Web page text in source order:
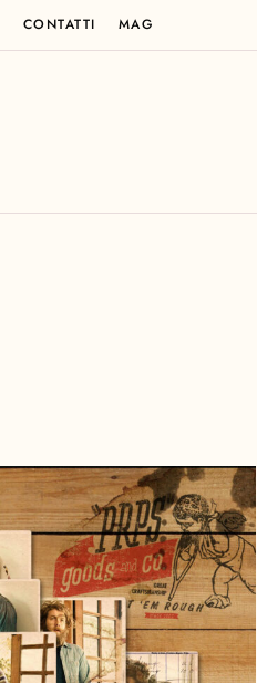
CONTATTI MAG